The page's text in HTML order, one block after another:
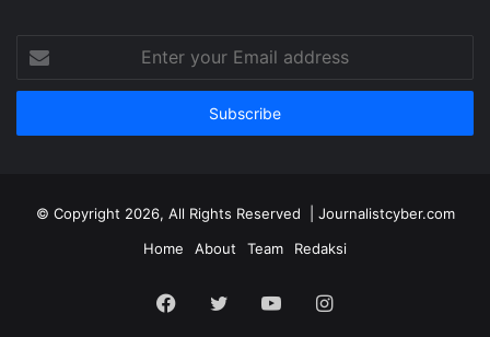
your
Email
© Copyright 2026, All Rights Reserved | Journalistcyber.com
Home
About Team Redaksi
Facebook
TwitterYouTubeInstagram